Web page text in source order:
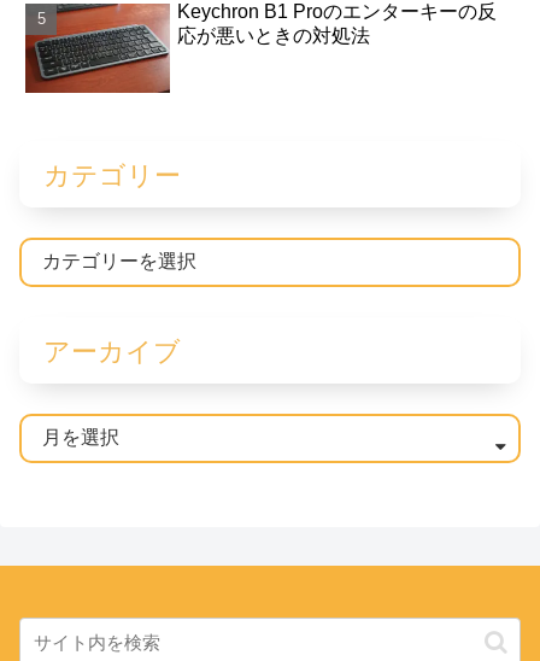
Keychron B1 Proのエンターキーの反
応が悪いときの対処法
カテゴリー
アーカイブ